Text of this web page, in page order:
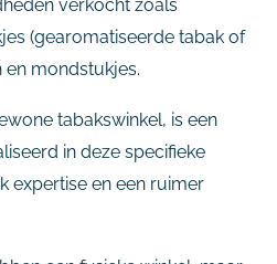
verkocht zoals
(gearomatiseerde tabak of
en mondstukjes.
tabakswinkel, is een
in deze specifieke
expertise en een ruimer